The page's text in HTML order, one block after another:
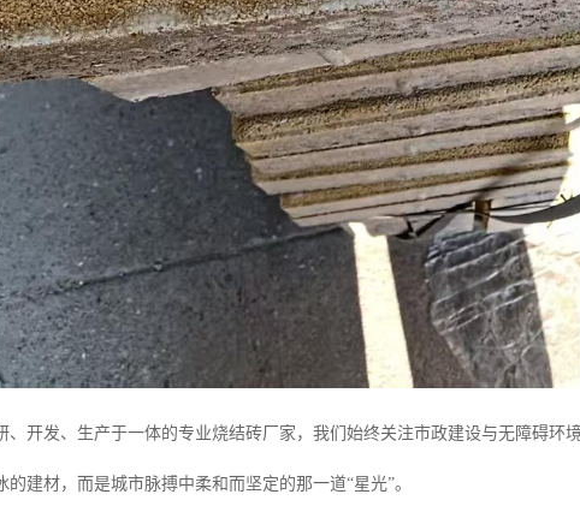
、开发、生产于一体的专业烧结砖厂家，我们始终关注市政建设与无障碍
的建材，而是城市脉搏中柔和而坚定的那一道“星光”。